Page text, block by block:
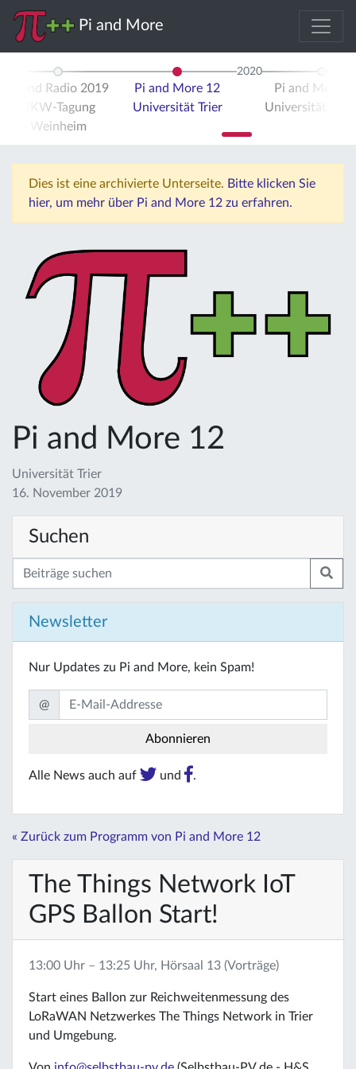
Pi and More
Pi and Radio 2019
UKW-Tagung
Weinheim
Pi and More 12
Universität Trier
2020
Pi and More
Universität
Dies ist eine archivierte Unterseite. Bitte klicken Sie
hier, um mehr über Pi and More 12 zu erfahren.
Pi and More 12
Universität Trier
16. November 2019
Suchen
Newsletter
Nur Updates zu Pi and More, kein Spam!
@
Alle News auch auf und .
« Zurück zum Programm von Pi and More 12
The Things Network IoT
GPS Ballon Start!
13:00 Uhr – 13:25 Uhr, Hörsaal 13 (Vorträge)
Start eines Ballon zur Reichweitenmessung des
LoRaWAN Netzwerkes The Things Network in Trier
und Umgebung.